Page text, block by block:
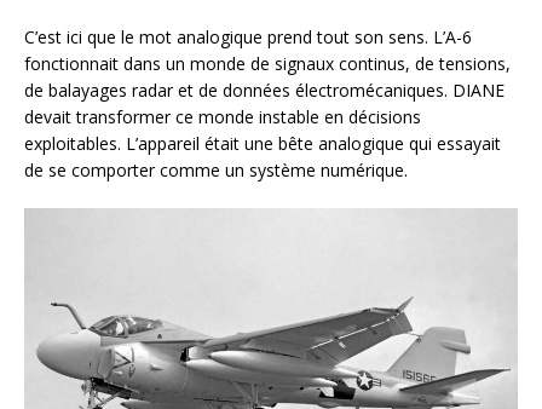
C’est ici que le mot analogique prend tout son sens. L’A-6
fonctionnait dans un monde de signaux continus, de tensions,
de balayages radar et de données électromécaniques. DIANE
devait transformer ce monde instable en décisions
exploitables. L’appareil était une bête analogique qui essayait
de se comporter comme un système numérique.